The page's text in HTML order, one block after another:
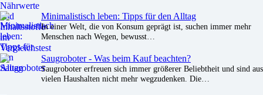
Minimalistisch leben: Tipps für den Alltag
In einer Welt, die von Konsum geprägt ist, suchen immer mehr
Menschen nach Wegen, bewusst…
Saugroboter - Was beim Kauf beachten?
Saugroboter erfreuen sich immer größerer Beliebtheit und sind aus
vielen Haushalten nicht mehr wegzudenken. Die…